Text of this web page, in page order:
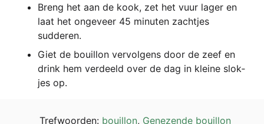
Breng het aan de kook, zet het vuur lager en
laat het onge­ve­er 45 minu­ten zacht­jes
sudderen.
Giet de bouil­lon ver­vol­gens door de zeef en
drink hem ver­deeld over de dag in klei­ne slok­
jes op.
Tref­wo­or­den: bouil­lon, Gene­zen­de bouillon